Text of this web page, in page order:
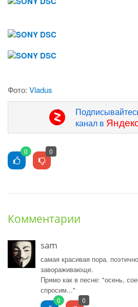
Фото: Vladus
канал в
0 0
Комментарии
sam
самая красивая пора.
завораживающе.
Прямо как в песне: "осень,
спросим..."
0 0